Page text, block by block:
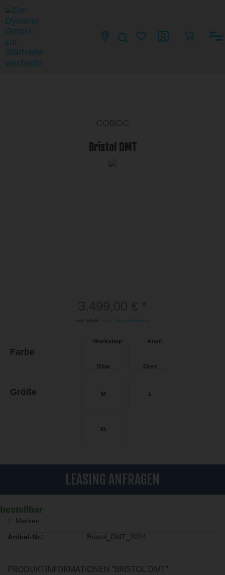
COBOC
Bristol DMT
inkl. MwSt. zzgl. Versandkosten
Farbe
Größe M L
XL
LEASING ANFRAGEN
bestellbar
Merken
Artikel-Nr.:
Bristol_DMT_2024
PRODUKTINFORMATIONEN "BRISTOL DMT"